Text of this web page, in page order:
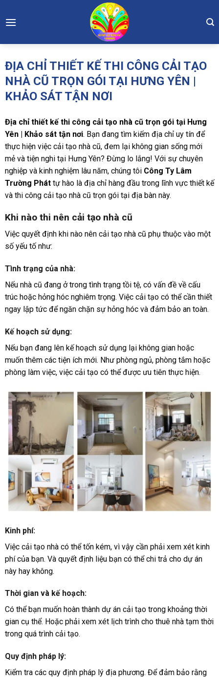
to
ĐỊA CHỈ THIẾT KẾ THI CÔNG CẢI TẠO
NHÀ CŨ TRỌN GÓI TẠI HƯNG YÊN |
KHẢO SÁT TẬN NƠI
Địa chỉ thiết kế thi công cải tạo nhà cũ trọn gói tại Hưng
Yên | Khảo sát tận nơi. Bạn đang tìm kiếm địa chỉ uy tín để
thực hiện việc cải tạo nhà cũ, đem lại không gian sống mới
mẻ và tiện nghi tại Hưng Yên? Đừng lo lắng! Với sự chuyên
nghiệp và kinh nghiệm lâu năm, chúng tôi Công Ty Lâm
Trường Phát tự hào là địa chỉ hàng đầu trong lĩnh vực thiết kế
và thi công cải tạo nhà cũ trọn gói tại địa bàn này.
Khi nào thi nên cải tạo nhà cũ
Việc quyết định khi nào nên cải tạo nhà cũ phụ thuộc vào một
số yếu tố như:
Tình trạng của nhà:
Nếu nhà cũ đang ở trong tình trạng tồi tệ, có vấn đề về cấu
trúc hoặc hỏng hóc nghiêm trọng. Việc cải tạo có thể cần thiết
ngay lập tức để ngăn chặn sự hỏng hóc và đảm bảo an toàn.
Kế hoạch sử dụng:
Nếu bạn đang lên kế hoạch sử dụng lại không gian hoặc
muốn thêm các tiện ích mới. Như phòng ngủ, phòng tắm hoặc
phòng làm việc, việc cải tạo có thể được ưu tiên thực hiện.
Kinh phí:
Việc cải tạo nhà có thể tốn kém, vì vậy cần phải xem xét kinh
phí của bạn. Và quyết định liệu bạn có thể chi trả cho dự án
này hay không.
Thời gian và kế hoạch:
Có thể bạn muốn hoàn thành dự án cải tạo trong khoảng thời
gian cụ thể. Hoặc phải xem xét lịch trình cho thuê nhà tạm thời
trong quá trình cải tạo.
Quy định pháp lý:
Kiểm tra các quy định pháp lý địa phương. Để đảm bảo rằng